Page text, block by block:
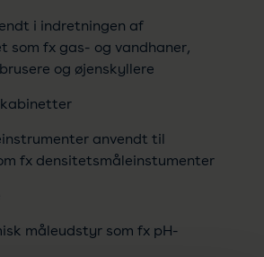
i indretningen af
som fx gas- og vandhaner,
og øjenskyllere
anvendt til
fx densitetsmåleinstumenter
måleudstyr som fx pH-